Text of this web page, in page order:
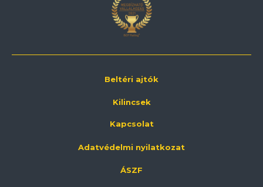
Beltéri ajtók
Kilincsek
Kapcsolat
Adatvédelmi nyilatkozat
ÁSZF